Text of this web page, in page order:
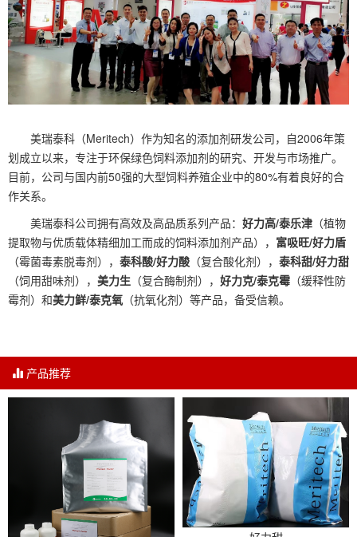
美瑞泰科（Meritech）作为知名的添加剂研发公司，自2006年策
划成立以来，专注于环保绿色饲料添加剂的研究、开发与市场推广。
目前，公司与国内前50强的大型饲料养殖企业中的80%有着良好的合
作关系。
美瑞泰科公司拥有高效及高品质系列产品： 好力高/泰乐津 （植物
提取物与优质载体精细加工而成的饲料添加剂产品）， 富吸旺/好力盾
（霉菌毒素脱毒剂）， 泰科酸/好力酸 （复合酸化剂）， 泰科甜/好力甜
（饲用甜味剂）， 美力生 （复合酶制剂）， 好力克/泰克霉 （缓释性防
霉剂）和美力鲜/泰克氧 （抗氧化剂）等产品，备受信赖。
产品推荐